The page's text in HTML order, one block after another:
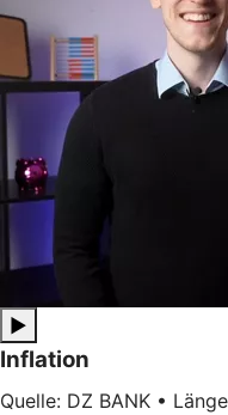
▶
Inflation
Quelle: DZ BANK •